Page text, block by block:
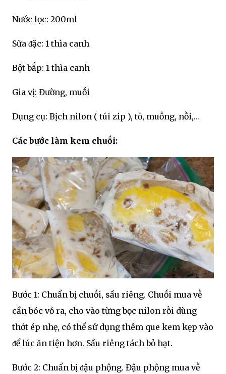
Nước lọc: 200ml
Sữa ᵭặc: 1 thìa canh
Bột bắp: 1 thìa canh
Gia vị: Đường, muṓi
Dụng cụ: Bịch nilon ( túi zip ), tȏ, muỗng, nṑi,…
Các bước làm kem chuṓi:
Bước 1: Chuẩn bị chuṓi, sầu riêng. Chuṓi mua vḕ
cần bóc vỏ ra, cho vào từng bọc nilon rṑi dùng
thớt ép nhẹ, có thể sử dụng thêm que kem kẹp vào
ᵭể lúc ăn tiện hơn. Sầu riêng tách bỏ hạt.
Bước 2: Chuẩn bị ᵭậu phộng. Đậu phộng mua vḕ